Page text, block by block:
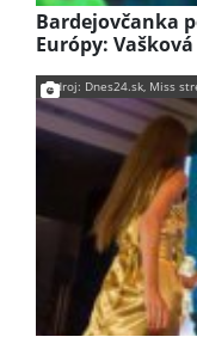
Bardejovčanka
Európy:
Zdroj: Dnes24.sk, Miss